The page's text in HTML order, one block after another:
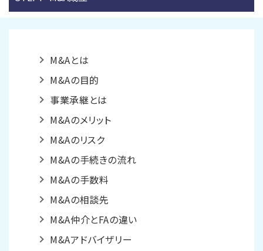
M&Aとは
M&Aの目的
事業承継とは
M&Aのメリット
M&Aのリスク
M&Aの手続きの流れ
M&Aの手数料
M&Aの相談先
M&A仲介とFAの違い
M&Aアドバイザリー